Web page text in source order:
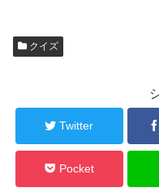
クイズ
Twitter
Pocket